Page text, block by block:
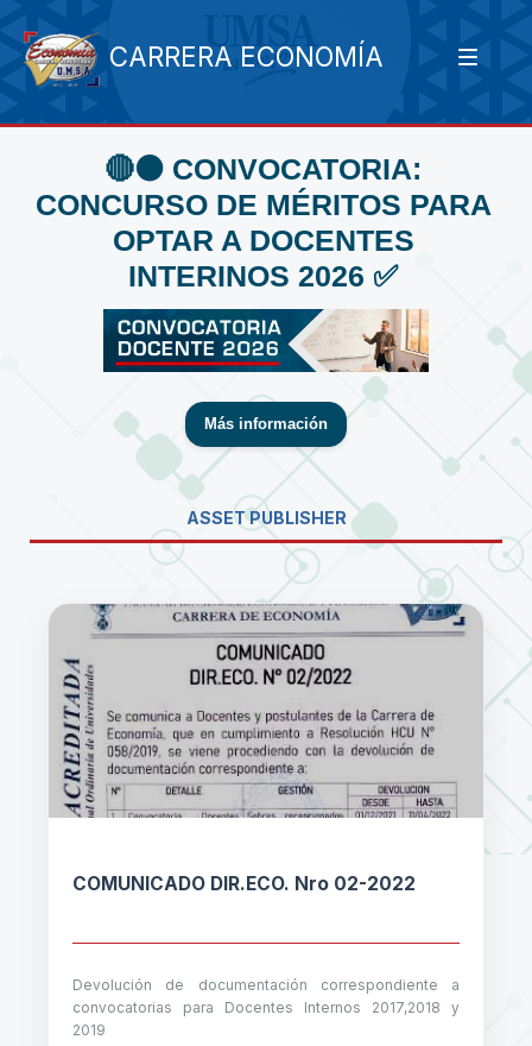
CARRERA ECONOMÍA
🔴⚫️ CONVOCATORIA:
CONCURSO DE MÉRITOS PARA
OPTAR A DOCENTES
INTERINOS 2026 ✅
Más información
ASSET PUBLISHER
COMUNICADO DIR.ECO. Nro 02-2022
Devolución de documentación correspondiente a
convocatorias para Docentes Internos 2017,2018 y
2019